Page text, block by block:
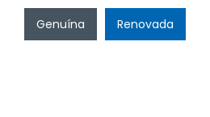
Genuína Renovada